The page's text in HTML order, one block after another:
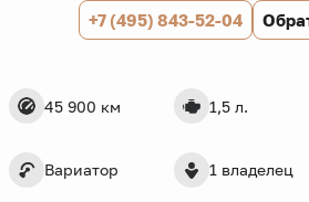
45 900 км 1,5 л.
Вариатор 1 владелец
+7 (495) 843-52-04